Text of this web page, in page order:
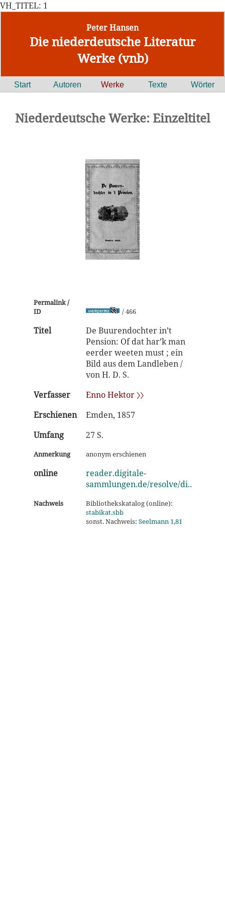
VH_TITEL: 1
Peter Hansen
Die niederdeutsche Literatur
Werke (vnb)
Start Autoren Werke Texte Wörter
Niederdeutsche Werke: Einzeltitel
Permalink /
ID
/ 466
Titel
De Buurendochter in’t
Pension: Of dat har’k man
eerder weeten must ; ein
Bild aus dem Landleben /
von H. D. S.
Verfasser
Enno Hektor 〉〉
Erschienen
Emden, 1857
Umfang
27 S.
Anmerkung anonym erschienen
online
reader.digitale-
sammlungen.de/resolve/di..
Nachweis
Bibliothekskatalog (online):
stabikat.sbb
sonst. Nachweis: Seelmann 1,81